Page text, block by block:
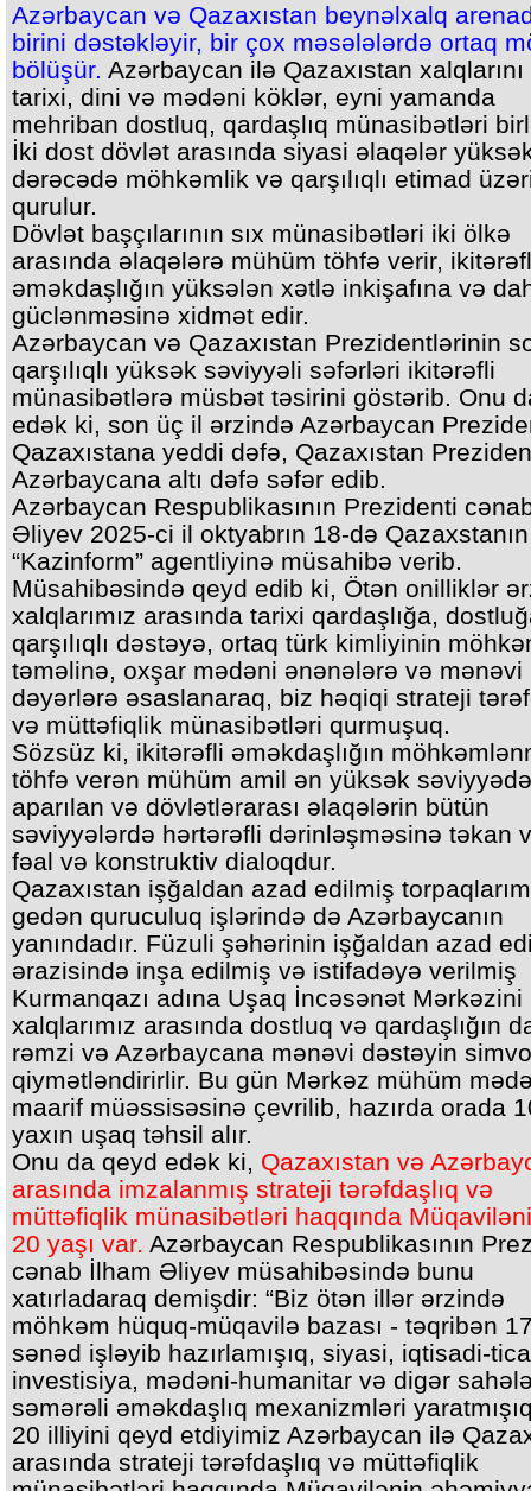
Azərbaycan və Qazaxıstan beynəlxalq
birini dəstəkləyir, bir çox məsələlərdə ortaq
bölüşür. Azərbaycan ilə Qazaxıstan
tarixi, dini və mədəni köklər, eyni yamanda
mehriban dostluq, qardaşlıq münasibətləri
İki dost dövlət arasında siyasi əlaqələr
dərəcədə möhkəmlik və qarşılıqlı etimad
qurulur.
Dövlət başçılarının sıx münasibətləri iki ölkə
arasında əlaqələrə mühüm töhfə verir,
əməkdaşlığın yüksələn xətlə inkişafına və
güclənməsinə xidmət edir.
Azərbaycan və Qazaxıstan Prezidentlərinin
qarşılıqlı yüksək səviyyəli səfərləri ikitərəfli
münasibətlərə müsbət təsirini göstərib. Onu
edək ki, son üç il ərzində Azərbaycan
Qazaxıstana yeddi dəfə, Qazaxıstan
Azərbaycana altı dəfə səfər edib.
Azərbaycan Respublikasının Prezidenti
Əliyev 2025-ci il oktyabrın 18-də Qazaxstanın
“Kazinform” agentliyinə müsahibə verib.
Müsahibəsində qeyd edib ki, Ötən onilliklər
xalqlarımız arasında tarixi qardaşlığa,
qarşılıqlı dəstəyə, ortaq türk kimliyinin
təməlinə, oxşar mədəni ənənələrə və mənəvi
dəyərlərə əsaslanaraq, biz həqiqi strateji
və müttəfiqlik münasibətləri qurmuşuq.
Sözsüz ki, ikitərəfli əməkdaşlığın
töhfə verən mühüm amil ən yüksək səviyyədə
aparılan və dövlətlərarası əlaqələrin bütün
səviyyələrdə hərtərəfli dərinləşməsinə təkan
fəal və konstruktiv dialoqdur.
Qazaxıstan işğaldan azad edilmiş
gedən quruculuq işlərində də Azərbaycanın
yanındadır. Füzuli şəhərinin işğaldan azad
ərazisində inşa edilmiş və istifadəyə verilmiş
Kurmanqazı adına Uşaq İncəsənət Mərkəzini
xalqlarımız arasında dostluq və qardaşlığın
rəmzi və Azərbaycana mənəvi dəstəyin
qiymətləndirirlir. Bu gün Mərkəz mühüm
maarif müəssisəsinə çevrilib, hazırda orada
yaxın uşaq təhsil alır.
Onu da qeyd edək ki, Qazaxıstan və
arasında imzalanmış strateji tərəfdaşlıq və
müttəfiqlik münasibətləri haqqında
20 yaşı var. Azərbaycan Respublikasının
cənab İlham Əliyev müsahibəsində bunu
xatırladaraq demişdir: “Biz ötən illər ərzində
möhkəm hüquq-müqavilə bazası - təqribən
sənəd işləyib hazırlamışıq, siyasi, iqtisadi-
investisiya, mədəni-humanitar və digər
səmərəli əməkdaşlıq mexanizmləri
20 illiyini qeyd etdiyimiz Azərbaycan ilə
arasında strateji tərəfdaşlıq və müttəfiqlik